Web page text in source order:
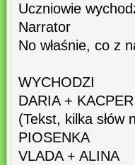
Uczniowie
Narrator
No właśnie, co z
WYCHODZI
DARIA + KACPER
(Tekst, kilka słów
PIOSENKA
VLADA + ALINA